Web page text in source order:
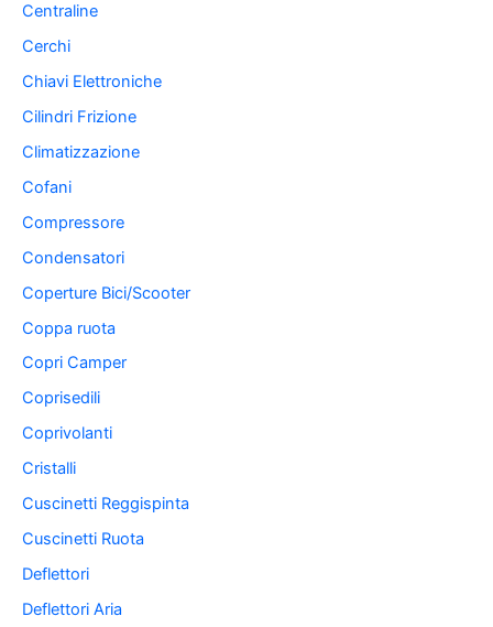
Centraline
Cerchi
Chiavi Elettroniche
Cilindri Frizione
Climatizzazione
Cofani
Compressore
Condensatori
Coperture Bici/Scooter
Coppa ruota
Copri Camper
Coprisedili
Coprivolanti
Cristalli
Cuscinetti Reggispinta
Cuscinetti Ruota
Deflettori
Deflettori Aria